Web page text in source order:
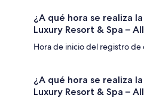
¿A qué hora se realiza
Luxury Resort & Spa –
Hora de inicio del registro de
¿A qué hora se realiza
Luxury Resort & Spa –